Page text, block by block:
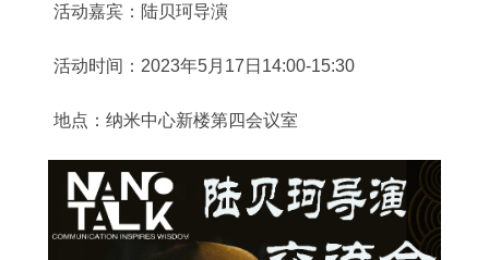
活动嘉宾：陆贝珂导演
活动时间： 2023年5月 17 日 14:00-15:30
地点：纳米中心新楼第四会议室